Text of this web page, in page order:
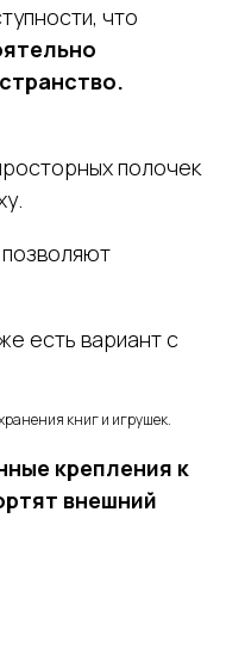
что
полочек
есть вариант с
книг и игрушек.
крепления к
внешний